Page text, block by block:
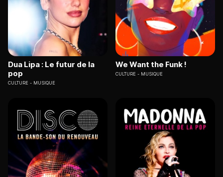
Dua Lipa : Le futur de la
pop
CULTURE MUSIQUE
We Want the Funk !
CULTURE MUSIQUE